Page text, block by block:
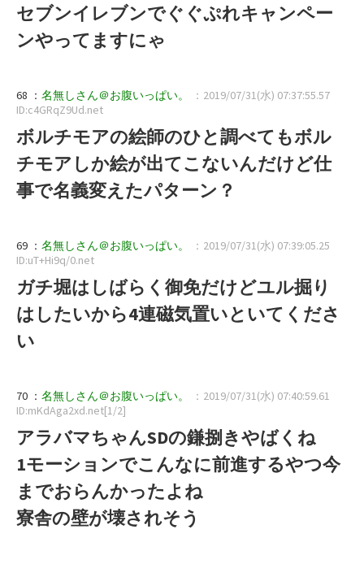
セブンイレブンでぐぐぷれキャンペー
ンやってますにゃ
68 ： 名無しさん＠お腹いっぱい。
：2019/07/31(水) 07:37:55.57
ID:c4GRqZ9Ud.net
ボルチモアの絵師のひと調べてもボル
チモアしか絵が出てこないんだけど仕
事で名義変えたパターン？
69 ： 名無しさん＠お腹いっぱい。
：2019/07/31(水) 07:39:05.25
ID:uT+Hi9q/0.net
ガチ堀はしばらく御免だけどユル掘り
はしたいから4連磁気置いといてくださ
い
70 ： 名無しさん＠お腹いっぱい。
：2019/07/31(水) 07:40:59.61
ID:mKdAga2xd.net[1/2]
アラバマちゃんSDの鎌捌きやばくね
1モーションでこんなに前進するやつ今
までおらんかったよね
寮舎の壁が壊されそう